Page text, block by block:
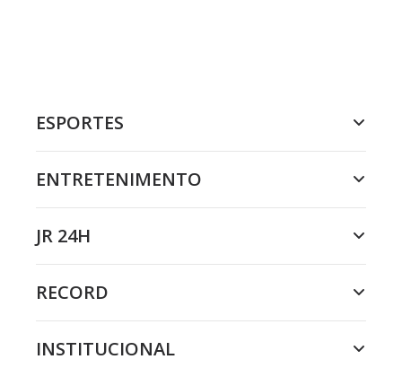
ESPORTES
ENTRETENIMENTO
JR 24H
RECORD
INSTITUCIONAL